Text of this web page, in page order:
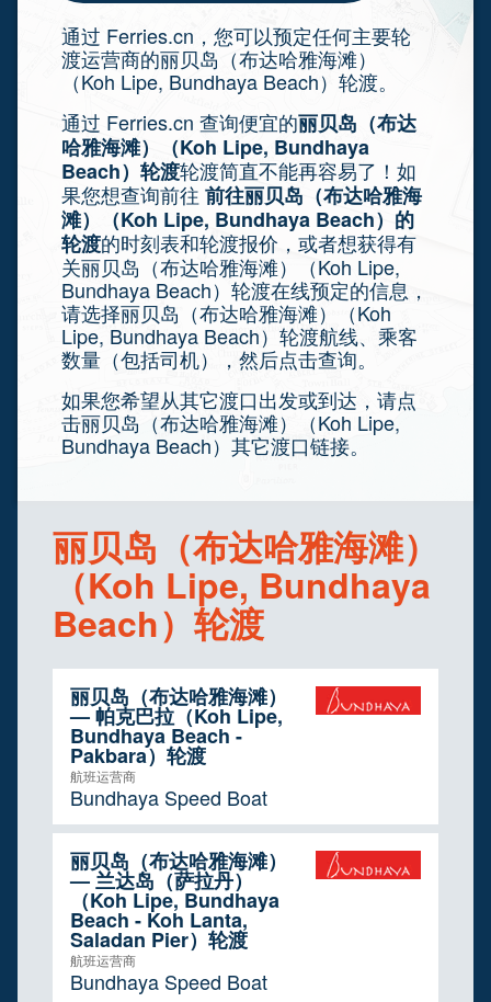
通过 Ferries.cn，您可以预定任何主要轮
渡运营商的丽贝岛（布达哈雅海滩）
（Koh Lipe, Bundhaya Beach）轮渡。
通过 Ferries.cn 查询便宜的丽贝岛（布达
哈雅海滩）（Koh Lipe, Bundhaya
Beach）轮渡轮渡简直不能再容易了！如
果您想查询前往 前往丽贝岛（布达哈雅海
滩）（Koh Lipe, Bundhaya Beach）的
轮渡的时刻表和轮渡报价，或者想获得有
关丽贝岛（布达哈雅海滩）（Koh Lipe,
Bundhaya Beach）轮渡在线预定的信息，
请选择丽贝岛（布达哈雅海滩）（Koh
Lipe, Bundhaya Beach）轮渡航线、乘客
数量（包括司机），然后点击查询。
如果您希望从其它渡口出发或到达，请点
击丽贝岛（布达哈雅海滩）（Koh Lipe,
Bundhaya Beach）其它渡口链接。
丽贝岛（布达哈雅海滩）
（Koh Lipe, Bundhaya
Beach）轮渡
丽贝岛（布达哈雅海滩）
— 帕克巴拉（Koh Lipe,
Bundhaya Beach -
Pakbara）轮渡
航班运营商
Bundhaya Speed Boat
丽贝岛（布达哈雅海滩）
— 兰达岛（萨拉丹）
（Koh Lipe, Bundhaya
Beach - Koh Lanta,
Saladan Pier）轮渡
航班运营商
Bundhaya Speed Boat